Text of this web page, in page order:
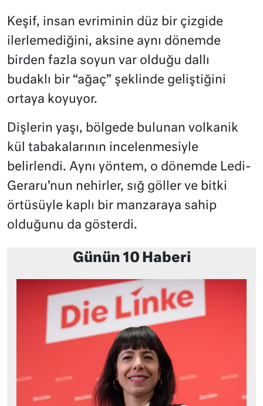
Keşif, insan evriminin düz bir çizgide
ilerlemediğini, aksine aynı dönemde
birden fazla soyun var olduğu dallı
budaklı bir “ağaç” şeklinde geliştiğini
ortaya koyuyor.
Dişlerin yaşı, bölgede bulunan volkanik
kül tabakalarının incelenmesiyle
belirlendi. Aynı yöntem, o dönemde Ledi-
Geraru’nun nehirler, sığ göller ve bitki
örtüsüyle kaplı bir manzaraya sahip
olduğunu da gösterdi.
Günün 10 Haberi